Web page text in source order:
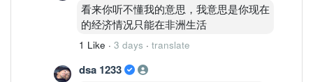
看来你听不懂我的意思，我意思是你现在
的经济情况只能在非洲生活
1 Like · 3 days · translate
dsa 1233